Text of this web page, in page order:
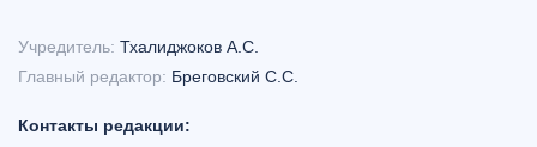
Учредитель: Тхалиджоков А.С.
Главный редактор: Бреговский С.С.
Контакты редакции: